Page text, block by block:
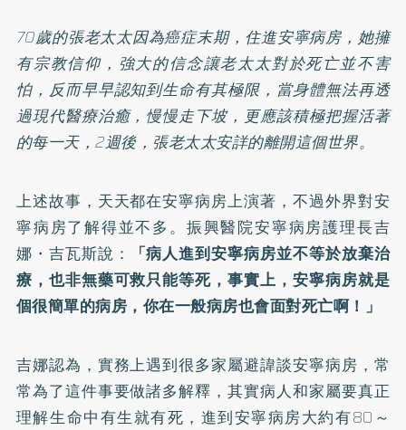
70歲的張老太太因為癌症末期，住進安寧病房，她擁
有宗教信仰，強大的信念讓老太太對於死亡並不害
怕，反而早早認知到生命有其極限，當身體無法再透
過現代醫療治癒，慢慢走下坡，更應該積極把握活著
的每一天，2週後，張老太太安詳的離開這個世界。
上述故事，天天都在安寧病房上演著，不過外界對安
寧病房了解得並不多。振興醫院安寧病房護理長吉
娜・吉瓦斯說：
「病人進到安寧病房並不等於放棄治
療，也非無藥可救只能等死，事實上，安寧病房就是
個很簡單的病房，你在一般病房也會面對死亡啊！」
吉娜認為，實務上遇到很多家屬避諱談安寧病房，常
常為了這件事要做諸多解釋，其實病人和家屬要真正
理解生命中有生就有死，進到安寧病房大約有80～